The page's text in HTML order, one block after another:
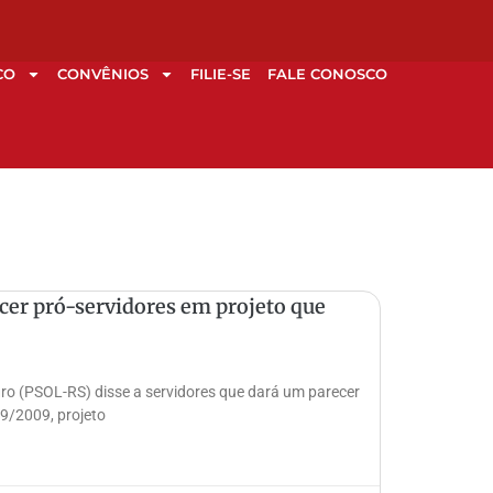
CONVÊNIOS FILIE-SE FALE CONOSCO
pró-servidores em projeto que
(PSOL-RS) disse a servidores que dará um parecer
2009, projeto